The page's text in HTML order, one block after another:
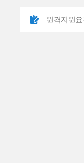
원격지원요